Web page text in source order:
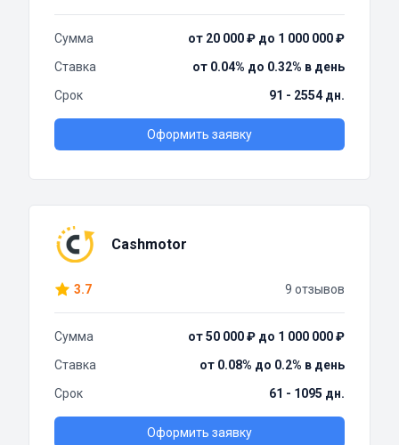
Сумма
от 20 000 ₽ до 1 000 000 ₽
Ставка
от 0.04% до 0.32% в день
Срок
91 - 2554 дн.
Оформить заявку
Cashmotor
3.7 9 отзывов
Сумма
от 50 000 ₽ до 1 000 000 ₽
Ставка
от 0.08% до 0.2% в день
Срок
61 - 1095 дн.
Оформить заявку